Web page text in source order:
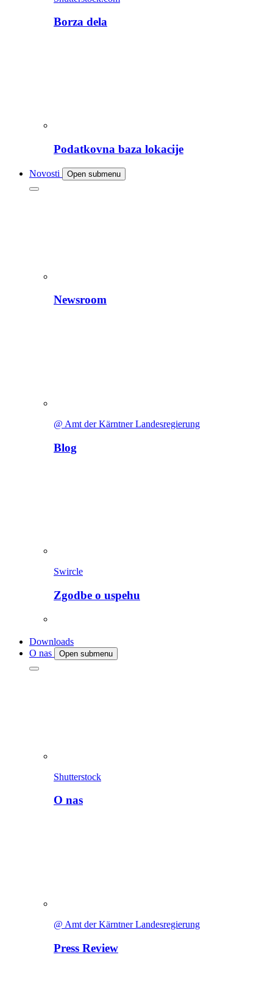
Borza dela
Podatkovna baza lokacije
Novosti Open submenu
Newsroom
@ Amt der Kärntner Landesregierung
Blog
Swircle
Zgodbe o uspehu
Downloads
O nas
Open submenu
Shutterstock
O nas
@ Amt der Kärntner Landesregierung
Press Review